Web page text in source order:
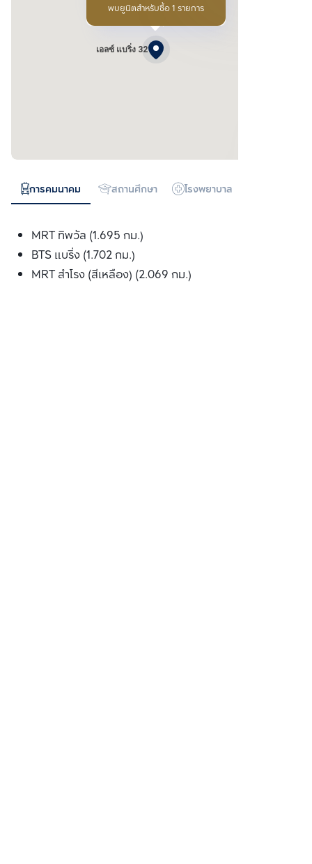
เอลซ์ แบริ่ง 32
พบยูนิตสำหรับซื้อ 1 รายการ
การคมนาคม สถานศึกษา โรงพยาบาล
MRT ทิพวัล (1.695 กม.)
BTS แบริ่ง (1.702 กม.)
MRT สำโรง (สีเหลือง) (2.069 กม.)